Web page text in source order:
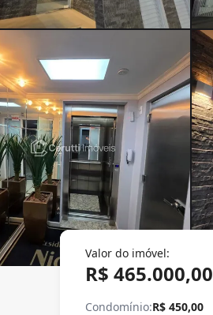
Valor do imóvel:
R$ 465.000,00
Condomínio:R$ 450,00